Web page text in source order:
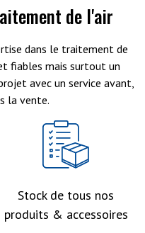
de l'air
dans le traitement de
fiables mais surtout un
avec un service avant,
la vente.
Stock de tous nos
produits & accessoires